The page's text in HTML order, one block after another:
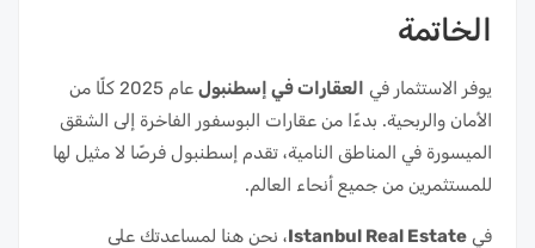
الخاتمة
يوفر الاستثمار في العقارات في إسطنبول
عام 2025 كلًا من
الأمان والربحية. بدءًا من عقارات البوسفور الفاخرة إلى الشقق
الميسورة في المناطق النامية، تقدم إسطنبول فرصًا لا مثيل لها
للمستثمرين من جميع أنحاء العالم.
في Istanbul Real Estate، نحن هنا لمساعدتك على